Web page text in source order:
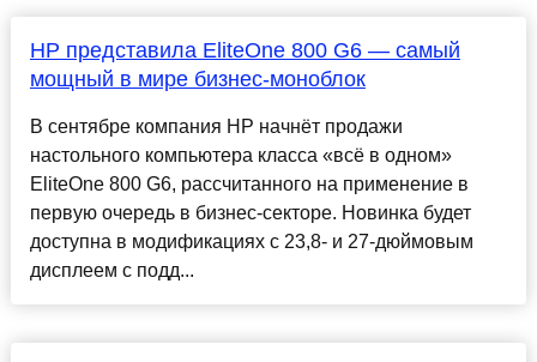
HP представила EliteOne 800 G6 — самый
мощный в мире бизнес-моноблок
В сентябре компания HP начнёт продажи
настольного компьютера класса «всё в одном»
EliteOne 800 G6, рассчитанного на применение в
первую очередь в бизнес-секторе. Новинка будет
доступна в модификациях с 23,8- и 27-дюймовым
дисплеем с подд...